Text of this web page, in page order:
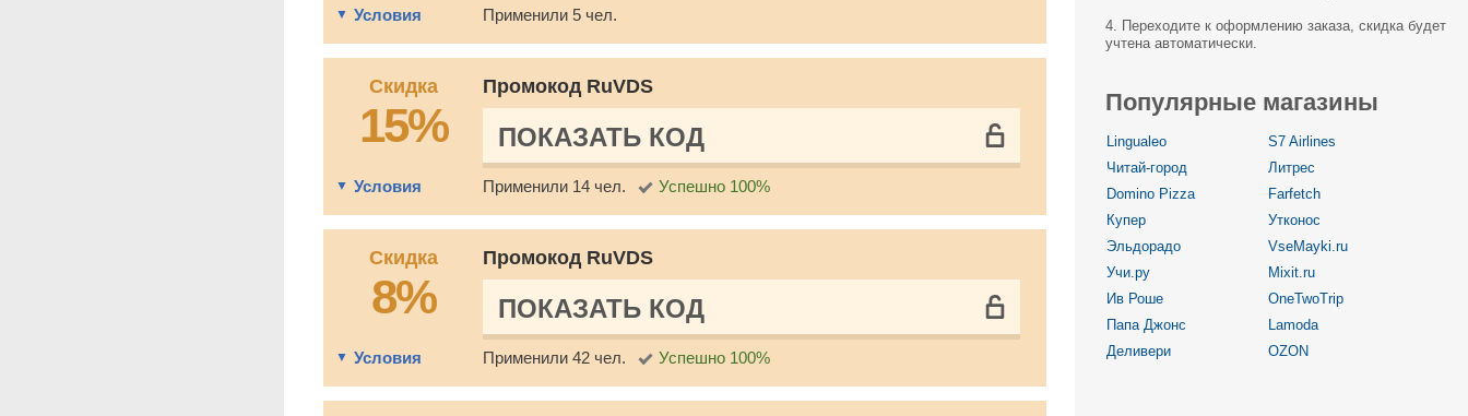
Условия Применили 5 чел.
Скидка
15%
Промокод RuVDS
ПОКАЗАТЬ КОД
Условия Применили 14 чел. Успешно 100%
Скидка
8%
Промокод RuVDS
ПОКАЗАТЬ КОД
Условия Применили 42 чел. Успешно 100%
4. Переходите к оформлению заказа, скидка будет
учтена автоматически.
Популярные магазины
Lingualeo
S7 Airlines
Читай-город
Литрес
Domino Pizza
Farfetch
Купер
Утконос
Эльдорадо
VseMayki.ru
Учи.ру
Mixit.ru
Ив Роше
OneTwoTrip
Папа Джонс
Lamoda
Деливери
OZON